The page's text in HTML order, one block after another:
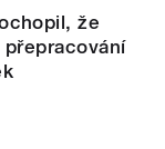
že